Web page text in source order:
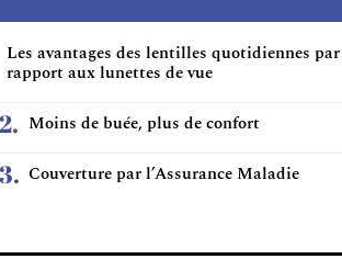
Les avantages des lentilles quotidiennes par
rapport aux lunettes de vue
Moins de buée, plus de confort
Couverture par l’Assurance Maladie